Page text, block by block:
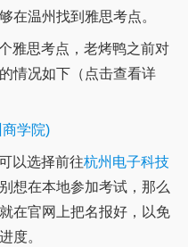
在温州找到雅思考点。
雅思考点，老烤鸭之前对
情况如下（点击查看详
学院)
以选择前往杭州电子科技
想在本地参加考试，那么
在官网上把名报好，以免
度。